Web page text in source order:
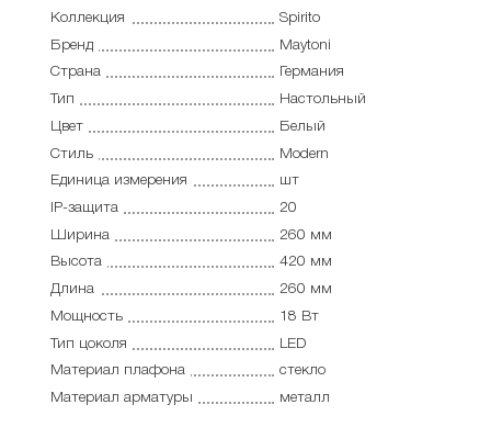
Коллекция
Spirito
Бренд
Maytoni
Страна
Германия
Тип
Настольный
Цвет
Белый
Стиль
Modern
Единица измерения
шт
IP-защита
20
Ширина
260 мм
Высота
420 мм
Длина
260 мм
Мощность
18 Вт
Тип цоколя
LED
Материал плафона
стекло
Материал арматуры
металл